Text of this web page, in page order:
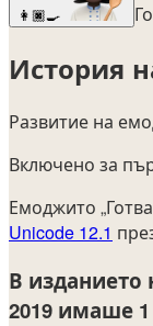
👩🏿‍🍳
История
Развитие на
Включено за
Емоджито
Unicode 12.1
В изданието
2019 имаше